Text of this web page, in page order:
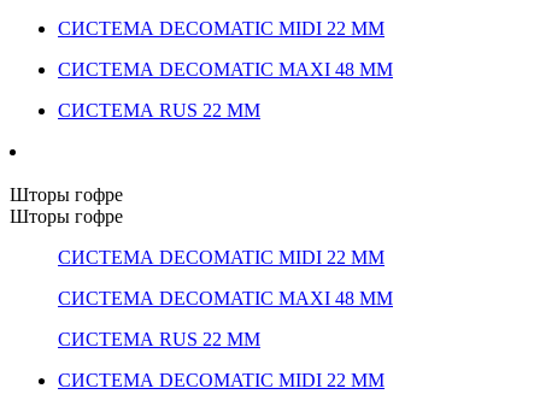
СИСТЕМА DECOMATIC MIDI 22 ММ
СИСТЕМА DECOMATIC MAXI 48 ММ
СИСТЕМА RUS 22 ММ
Шторы гофре
Шторы гофре
СИСТЕМА DECOMATIC MIDI 22 ММ
СИСТЕМА DECOMATIC MAXI 48 ММ
СИСТЕМА RUS 22 ММ
СИСТЕМА DECOMATIC MIDI 22 ММ